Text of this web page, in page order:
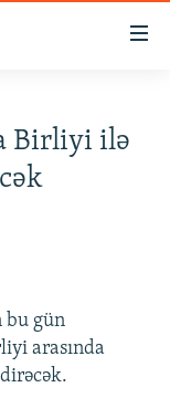
Birliyi ilə
bu gün
arasında